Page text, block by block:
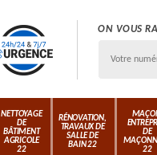
ON VOUS
NETTOYAGE
DE
BÂTIMENT
AGRICOLE
22
RÉNOVATION,
TRAVAUX DE
SALLE DE
BAIN 22
DE
22